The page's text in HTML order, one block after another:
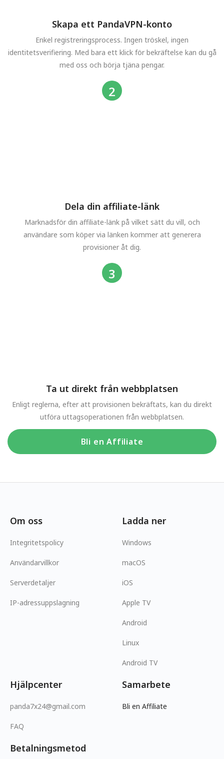
Skapa ett PandaVPN-konto
Enkel registreringsprocess. Ingen tröskel, ingen
identitetsverifiering. Med bara ett klick för bekräftelse kan du gå
med oss och börja tjäna pengar.
Dela din affiliate-länk
Marknadsför din affiliate-länk på vilket sätt du vill, och
användare som köper via länken kommer att generera
provisioner åt dig.
Ta ut direkt från webbplatsen
Enligt reglerna, efter att provisionen bekräftats, kan du direkt
utföra uttagsoperationen från webbplatsen.
Bli en Affiliate
Om oss
Integritetspolicy
Användarvillkor
Serverdetaljer
IP-adressuppslagning
Ladda ner
Windows
macOS
iOS
Apple TV
Android
Linux
Android TV
Hjälpcenter
panda7x24@gmail.com
FAQ
Samarbete
Bli en Affiliate
Betalningsmetod